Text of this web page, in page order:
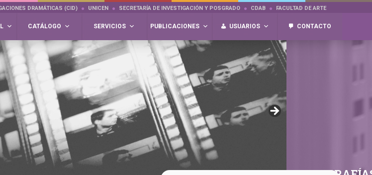
DRAMÁTICAS (CID) UNICEN SECRETARÍA DE INVESTIGACIÓN Y POSGRADO CDAB FACULTAD DE ARTE
CATÁLOGO SERVICIOS PUBLICACIONES USUARIOS CONTACTO